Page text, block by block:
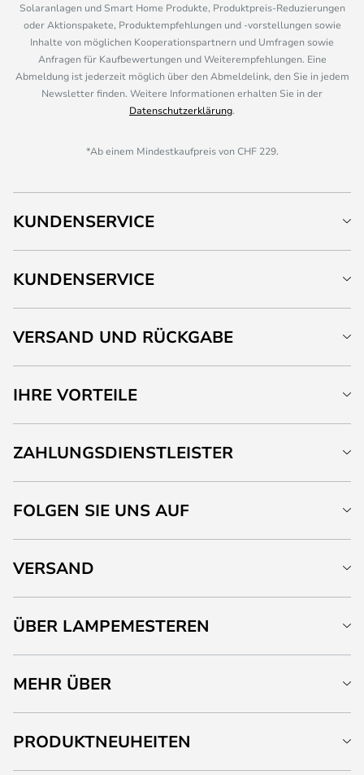
Solaranlagen und Smart Home Produkte, Produktpreis-Reduzierungen
oder Aktionspakete, Produktempfehlungen und -vorstellungen sowie
Inhalte von möglichen Kooperationspartnern und Umfragen sowie
Anfragen für Kaufbewertungen und Weiterempfehlungen. Eine
Abmeldung ist jederzeit möglich über den Abmeldelink, den Sie in jedem
Newsletter finden. Weitere Informationen erhalten Sie in der
Datenschutzerklärung.
*Ab einem Mindestkaufpreis von CHF 229.
KUNDENSERVICE
KUNDENSERVICE
VERSAND UND RÜCKGABE
IHRE VORTEILE
ZAHLUNGSDIENSTLEISTER
FOLGEN SIE UNS AUF
VERSAND
ÜBER LAMPEMESTEREN
MEHR ÜBER
PRODUKTNEUHEITEN